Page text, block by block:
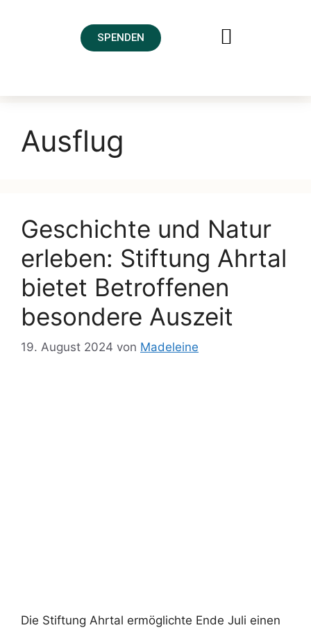
SPENDEN
Ausflug
Geschichte und Natur
erleben: Stiftung Ahrtal
bietet Betroffenen
besondere Auszeit
19. August 2024 von Madeleine
Die Stiftung Ahrtal ermöglichte Ende Juli einen